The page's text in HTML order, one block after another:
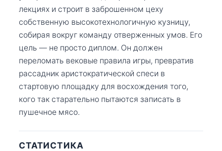
лекциях и строит в заброшенном цеху
собственную высокотехнологичную кузницу,
собирая вокруг команду отверженных умов. Его
цель — не просто диплом. Он должен
переломать вековые правила игры, превратив
рассадник аристократической спеси в
стартовую площадку для восхождения того,
кого так старательно пытаются записать в
пушечное мясо.
СТАТИСТИКА